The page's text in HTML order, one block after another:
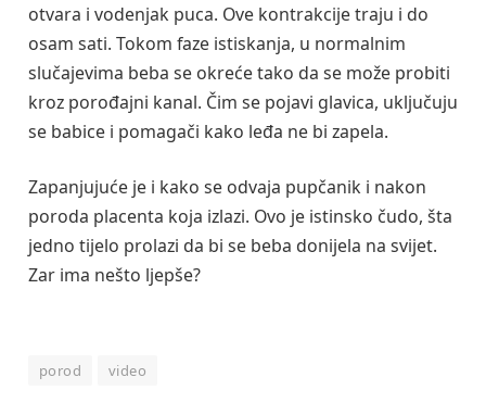
otvara i vodenjak puca. Ove kontrakcije traju i do
osam sati. Tokom faze istiskanja, u normalnim
slučajevima beba se okreće tako da se može probiti
kroz porođajni kanal. Čim se pojavi glavica, uključuju
se babice i pomagači kako leđa ne bi zapela.
Zapanjujuće je i kako se odvaja pupčanik i nakon
poroda placenta koja izlazi. Ovo je istinsko čudo, šta
jedno tijelo prolazi da bi se beba donijela na svijet.
Zar ima nešto ljepše?
porod video